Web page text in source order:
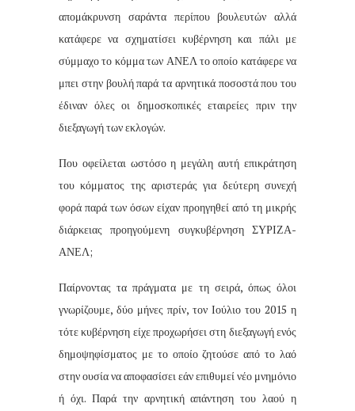
απομάκρυνση σαράντα περίπου βουλευτών αλλά
κατάφερε να σχηματίσει κυβέρνηση και πάλι με
σύμμαχο το κόμμα των ΑΝΕΛ το οποίο κατάφερε να
μπει στην βουλή παρά τα αρνητικά ποσοστά που του
έδιναν όλες οι δημοσκοπικές εταιρείες πριν την
διεξαγωγή των εκλογών.
Που οφείλεται ωστόσο η μεγάλη αυτή επικράτηση
του κόμματος της αριστεράς για δεύτερη συνεχή
φορά παρά των όσων είχαν προηγηθεί από τη μικρής
διάρκειας προηγούμενη συγκυβέρνηση ΣΥΡΙΖΑ-
ΑΝΕΛ;
Παίρνοντας τα πράγματα με τη σειρά, όπως όλοι
γνωρίζουμε, δύο μήνες πρίν, τον Ιούλιο του 2015 η
τότε κυβέρνηση είχε προχωρήσει στη διεξαγωγή ενός
δημοψηφίσματος με το οποίο ζητούσε από το λαό
στην ουσία να αποφασίσει εάν επιθυμεί νέο μνημόνιο
ή όχι. Παρά την αρνητική απάντηση του λαού η